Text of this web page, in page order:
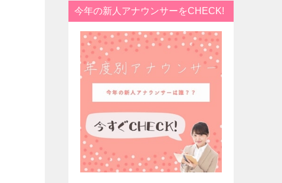
今年の新人アナウンサーをCHECK!